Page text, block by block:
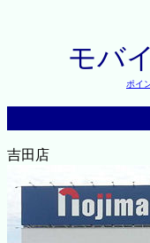
モバ
ポイ
吉田店